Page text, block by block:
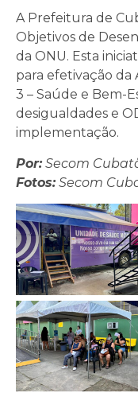
A Prefeitura de
Objetivos de
da ONU. Esta
para efetivação da
3 – Saúde e Bem-
desigualdades e
implementação.
Por:Secom
Fotos:Secom